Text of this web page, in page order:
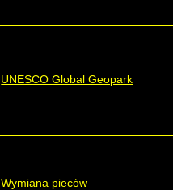
UNESCO Global Geopark
Wymiana pieców